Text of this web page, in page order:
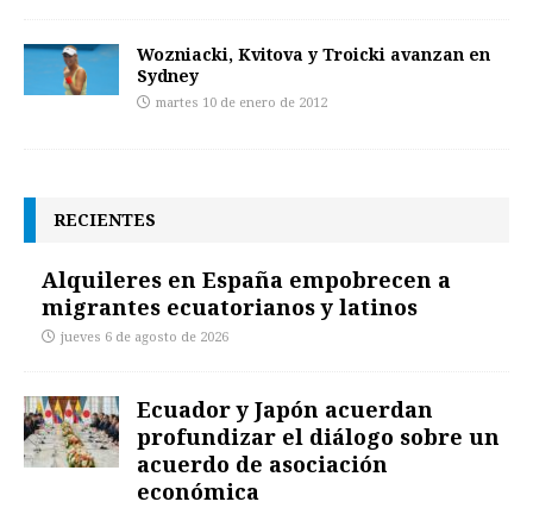
Wozniacki, Kvitova y Troicki avanzan en
Sydney
martes 10 de enero de 2012
RECIENTES
Alquileres en España empobrecen a
migrantes ecuatorianos y latinos
jueves 6 de agosto de 2026
Ecuador y Japón acuerdan
profundizar el diálogo sobre un
acuerdo de asociación
económica